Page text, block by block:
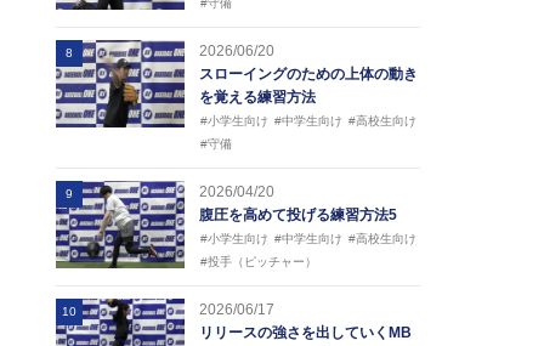
#守備
8
2026/06/20
スローイングのための上体の動き
を覚える練習方法
#小学生向け #中学生向け #高校生向け
#守備
9
2026/04/20
腹圧を高めて投げる練習方法5
#小学生向け #中学生向け #高校生向け
#投手（ピッチャー）
10
2026/06/17
リリースの強さを出していくMB